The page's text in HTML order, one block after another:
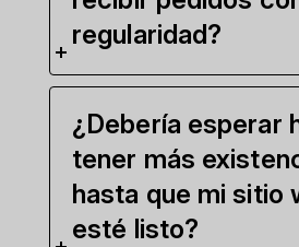
regularidad?
¿Debería esperar
tener más
hasta que mi sitio
esté listo?